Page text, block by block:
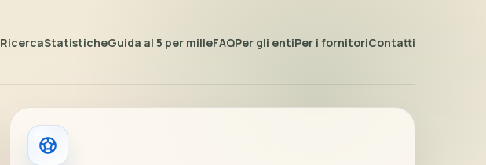
RicercaStatisticheGuida al 5 per milleFAQPer gli entiPer i fornitoriContatti